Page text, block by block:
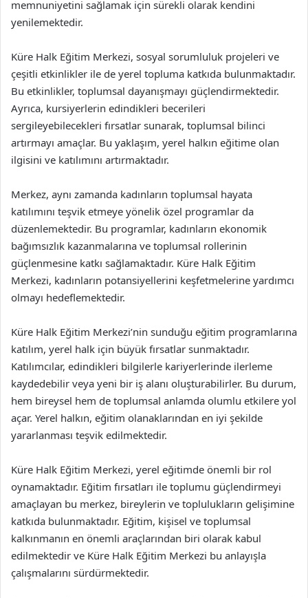
memnuniyetini sağlamak için sürekli olarak kendini
yenilemektedir.
Küre Halk Eğitim Merkezi, sosyal sorumluluk projeleri ve
çeşitli etkinlikler ile de yerel topluma katkıda bulunmaktadır.
Bu etkinlikler, toplumsal dayanışmayı güçlendirmektedir.
Ayrıca, kursiyerlerin edindikleri becerileri
sergileyebilecekleri fırsatlar sunarak, toplumsal bilinci
artırmayı amaçlar. Bu yaklaşım, yerel halkın eğitime olan
ilgisini ve katılımını artırmaktadır.
Merkez, aynı zamanda kadınların toplumsal hayata
katılımını teşvik etmeye yönelik özel programlar da
düzenlemektedir. Bu programlar, kadınların ekonomik
bağımsızlık kazanmalarına ve toplumsal rollerinin
güçlenmesine katkı sağlamaktadır. Küre Halk Eğitim
Merkezi, kadınların potansiyellerini keşfetmelerine yardımcı
olmayı hedeflemektedir.
Küre Halk Eğitim Merkezi’nin sunduğu eğitim programlarına
katılım, yerel halk için büyük fırsatlar sunmaktadır.
Katılımcılar, edindikleri bilgilerle kariyerlerinde ilerleme
kaydedebilir veya yeni bir iş alanı oluşturabilirler. Bu durum,
hem bireysel hem de toplumsal anlamda olumlu etkilere yol
açar. Yerel halkın, eğitim olanaklarından en iyi şekilde
yararlanması teşvik edilmektedir.
Küre Halk Eğitim Merkezi, yerel eğitimde önemli bir rol
oynamaktadır. Eğitim fırsatları ile toplumu güçlendirmeyi
amaçlayan bu merkez, bireylerin ve toplulukların gelişimine
katkıda bulunmaktadır. Eğitim, kişisel ve toplumsal
kalkınmanın en önemli araçlarından biri olarak kabul
edilmektedir ve Küre Halk Eğitim Merkezi bu anlayışla
çalışmalarını sürdürmektedir.